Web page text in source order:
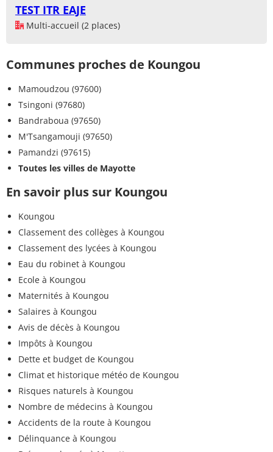
TEST ITR EAJE
Multi-accueil (2 places)
Communes proches de Koungou
Mamoudzou (97600)
Tsingoni (97680)
Bandraboua (97650)
M'Tsangamouji (97650)
Pamandzi (97615)
Toutes les villes de Mayotte
En savoir plus sur Koungou
Koungou
Classement des collèges à Koungou
Classement des lycées à Koungou
Eau du robinet à Koungou
Ecole à Koungou
Maternités à Koungou
Salaires à Koungou
Avis de décès à Koungou
Impôts à Koungou
Dette et budget de Koungou
Climat et historique météo de Koungou
Risques naturels à Koungou
Nombre de médecins à Koungou
Accidents de la route à Koungou
Délinquance à Koungou